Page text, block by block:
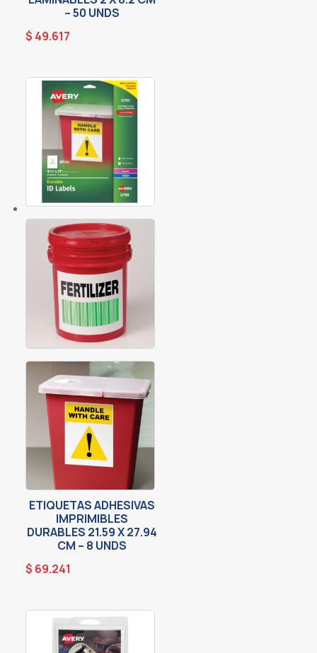
– 50 UNDS
$ 49.617
ETIQUETAS ADHESIVAS
IMPRIMIBLES
DURABLES 21.59 X 27.94
CM – 8 UNDS
$ 69.241